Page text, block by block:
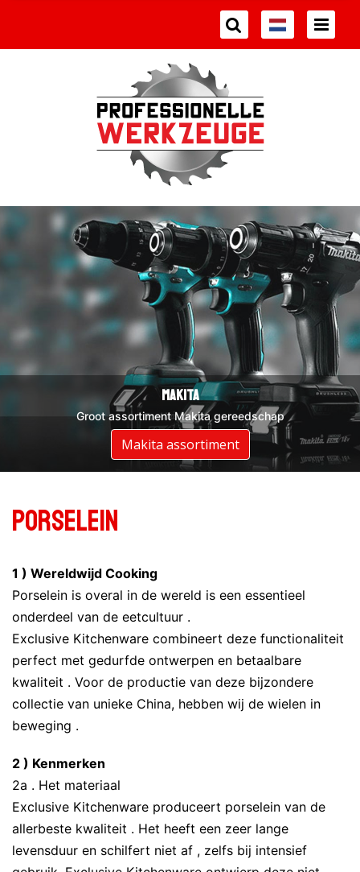
Makita
Groot assortiment Makita gereedschap
Makita assortiment
DeWalt
Groot assortiment DeWalt gereedschap
Assortiment DeWalt
Porselein
1 ) Wereldwijd Cooking
Porselein is overal in de wereld is een essentieel
onderdeel van de eetcultuur .
Exclusive Kitchenware combineert deze functionaliteit
perfect met gedurfde ontwerpen en betaalbare
kwaliteit . Voor de productie van deze bijzondere
collectie van unieke China, hebben wij de wielen in
beweging .
2 ) Kenmerken
2a . Het materiaal
Exclusive Kitchenware produceert porselein van de
allerbeste kwaliteit . Het heeft een zeer lange
levensduur en schilfert niet af , zelfs bij intensief